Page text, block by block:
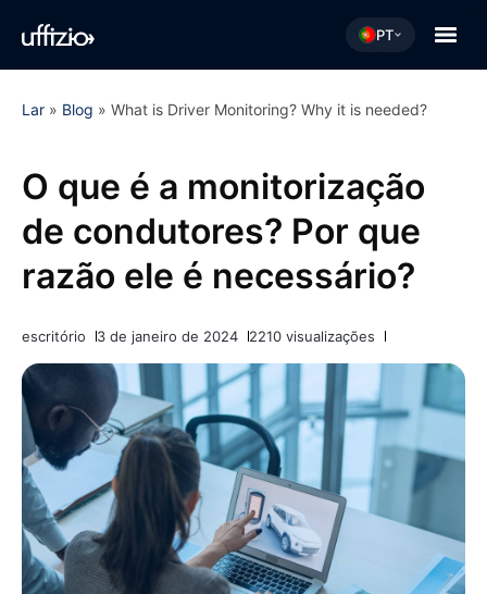
PT
Lar » Blog » What is Driver Monitoring? Why it is needed?
O que é a monitorização
de condutores? Por que
razão ele é necessário?
escritório 3 de janeiro de 2024 2210 visualizações